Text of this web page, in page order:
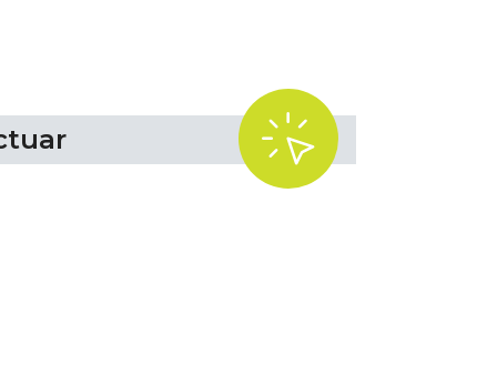
.